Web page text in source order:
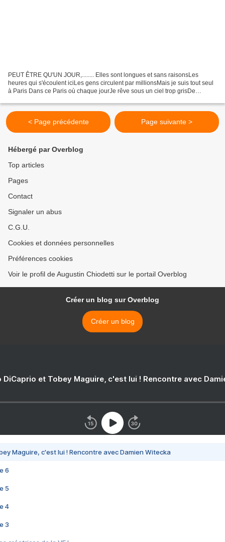
PEUT ÊTRE QU'UN JOUR,........ Elles sont longues et sans raisonsLes
heures qui s'écoulent iciLes gens circulent par millionsMais je suis tout seul
à Paris Dans ce Paris où chaque jourJe rêve sous un ciel trop grisDe
< Page précédente Page suivante >
Hébergé par Overblog
Top articles
Pages
Contact
Signaler un abus
C.G.U.
Cookies et données personnelles
Préférences cookies
Voir le profil de Augustin Chiodetti sur le portail Overblog
Créer un blog sur Overblog
Créer un blog
DiCaprio et Tobey Maguire, c'est lui ! Rencontre avec
Maguire, c'est lui ! Rencontre avec Damien Witecka
6
5
4
3